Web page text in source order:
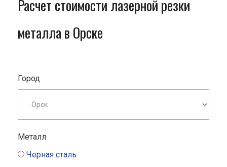
Расчет стоимости лазерной резки
металла в Орске
Город
Металл
Черная сталь